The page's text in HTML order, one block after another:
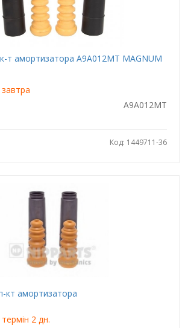
т амортизатора A9A012MT MAGNUM
A9A012MT
Код: 1449711-36
кт амортизатора
2 дн.